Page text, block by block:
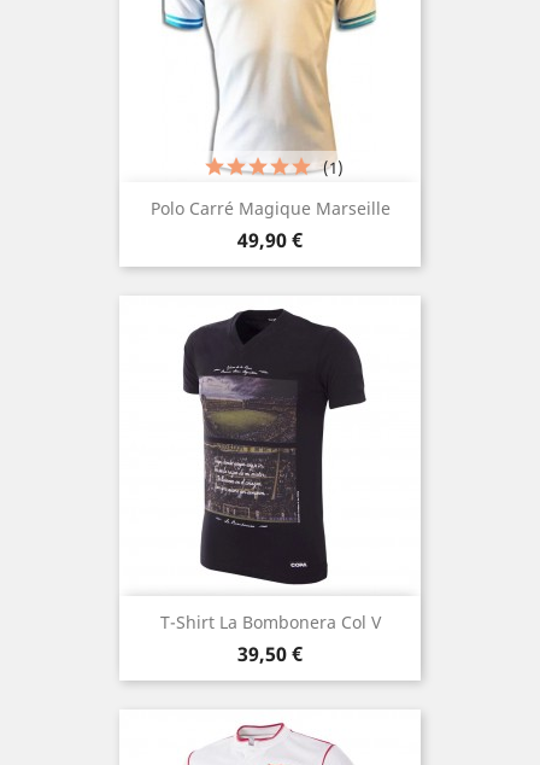
Polo Carré Magique Marseille
Prezzo
49,90 €
(1)
T-Shirt La Bombonera Col V
Prezzo
39,50 €